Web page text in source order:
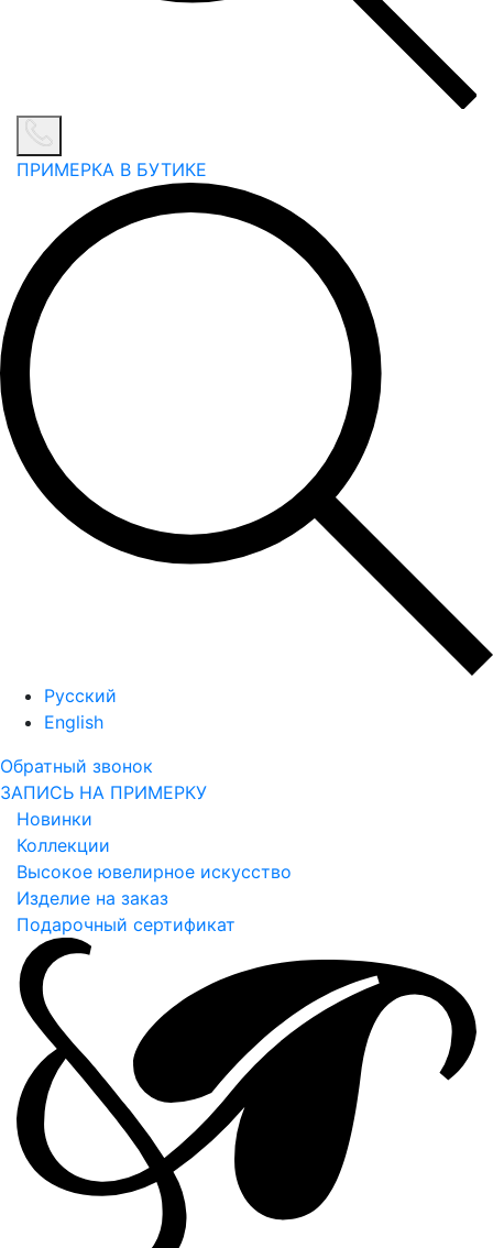
ПРИМЕРКА В БУТИКЕ
Русский
English
Обратный звонок
ЗАПИСЬ НА ПРИМЕРКУ
Новинки
Коллекции
Высокое ювелирное искусство
Изделие на заказ
Подарочный сертификат